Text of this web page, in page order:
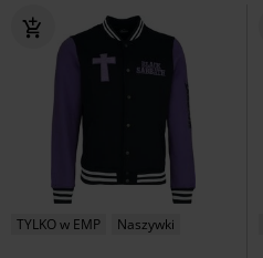
TYLKO w EMP Naszywki